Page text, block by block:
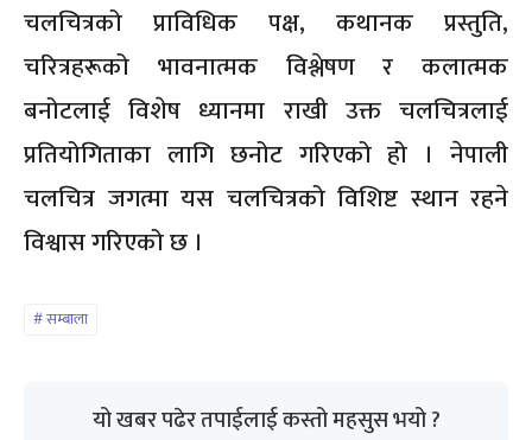
चलचित्रको प्राविधिक पक्ष, कथानक प्रस्तुति,
चरित्रहरूको भावनात्मक विश्लेषण र कलात्मक
बनोटलाई विशेष ध्यानमा राखी उक्त चलचित्रलाई
प्रतियोगिताका लागि छनोट गरिएको हो । नेपाली
चलचित्र जगत्मा यस चलचित्रको विशिष्ट स्थान रहने
विश्वास गरिएको छ ।
सम्बाला
यो खबर पढेर तपाईलाई कस्तो महसुस भयो ?